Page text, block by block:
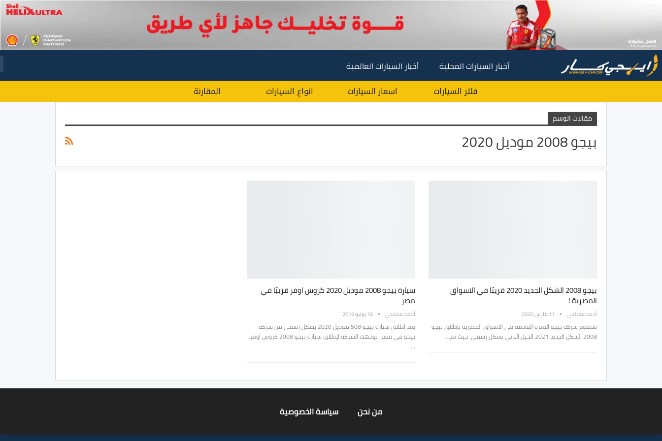
أخبار السيارات المحلية أخبار السيارات العالمية
فلتر السيارات اسعار السيارات انواع السيارات المقارنة
مقالات الوسم
بيجو 2008 موديل 2020
بيجو 2008 الشكل الجديد 2020 قريبًا في الاسواق
المصرية !
أحمد مصلحي 11 مارس 2020
ستقوم شركة بيجو الفتره القادمه في الاسواق المصرية بإطلاق بيجو
2008 الشكل الجديد 2021 الجيل الثاني بشكل رسمي، حيث تم…
سيارة بيجو 2008 موديل 2020 كروس اوفر قريبًا في
مصر
أحمد مصلحي 16 يوليو 2019
بعد إطلاق سيارة بيجو 508 موديل 2020 بشكل رسمي من شركة
بيجو في مصر، توجهت الشركة لإطلاق سيارة بيجو 2008 كروس اوفر،
…
من نحن سياسة الخصوصية